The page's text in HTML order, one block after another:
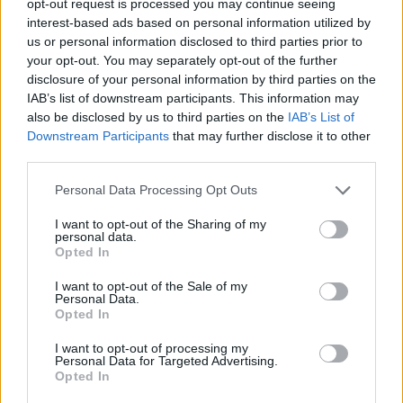
opt-out request is processed you may continue seeing
interest-based ads based on personal information utilized by
us or personal information disclosed to third parties prior to
your opt-out. You may separately opt-out of the further
disclosure of your personal information by third parties on the
IAB’s list of downstream participants. This information may
also be disclosed by us to third parties on the IAB’s List of
Downstream Participants that may further disclose it to other
Personal Data Processing Opt Outs
I want to opt-out of the Sharing of my
personal data.
Opted In
I want to opt-out of the Sale of my
Personal Data.
Opted In
I want to opt-out of processing my
Personal Data for Targeted Advertising.
Opted In
arī vienkārši lēkāšana bez lecamauklas.
Pūt burbuļus
Burbuļu pūšana ir metode, kas palīdz stabilizēt
elpošanu un atgriezties mierīgākā emocionālā
stāvoklī. Tik pat nomierinoša ir ziepju burbuļu
ķeršana un spridzināšana.
Nopūt sveci
Sveces pūšana ir vēl viens veids, kā līdzsvarot
degli. Pūšanu var atkārtot vairākas reizes. Tas ir
vingrinājums, kas domāts dziļās elpošanas
pilnveidošanai. Lielisks veids, lai nomierinātos.